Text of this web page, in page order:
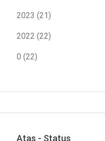
2023 (21)
2022 (22)
0 (22)
Atas - Status